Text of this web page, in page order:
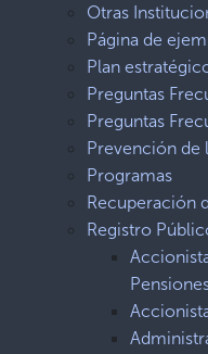
Otras
Página de
Plan
Preguntas
Preguntas
Prevención de
Programas
Recuperación
Registro